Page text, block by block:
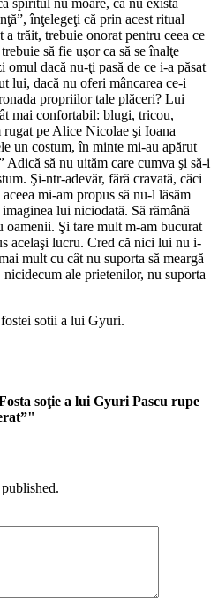
înţelegeţi că prin acest ritual
trăit, trebuie onorat pentru ceea ce
să fie uşor ca să se înalţe
dacă nu-ţi pasă de ce i-a păsat
lui, dacă nu oferi mâncarea ce-i
propriilor tale plăceri? Lui
mai confortabil: blugi, tricou,
pe Alice Nicolae şi Ioana
un costum, în minte mi-au apărut
Adică să nu uităm care cumva şi să-i
Şi-ntr-adevăr, fără cravată, căci
mi-am propus să nu-l lăsăm
lui niciodată. Să rămână
Şi tare mult m-am bucurat
acelaşi lucru. Cred că nici lui nu i-
mult cu cât nu suporta să meargă
ale prietenilor, nu suporta
fostei sotii a lui Gyuri.
soţie a lui Gyuri Pascu rupe